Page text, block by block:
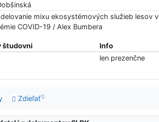
mixu ekosystémových služieb lesov v
COVID-19 / Alex Bumbera
študovni
Info
len prezenčne
Zdieľať